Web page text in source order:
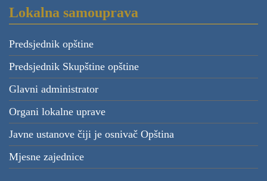
Lokalna samouprava
Predsjednik opštine
Predsjednik Skupštine opštine
Glavni administrator
Organi lokalne uprave
Javne ustanove čiji je osnivač Opština
Mjesne zajednice